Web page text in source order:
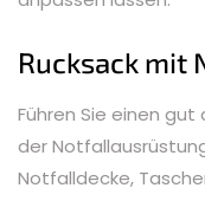
Rucksack mit
Führen Sie einen
der
Notfalldecke,